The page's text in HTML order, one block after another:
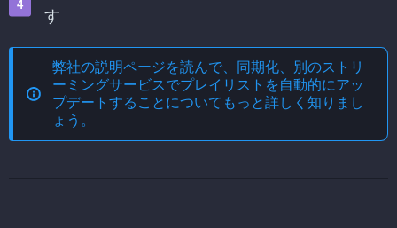
す
弊社の説明ページを読んで、
同期化、別のストリ
ーミングサービスでプレイリストを自動的にアッ
プデートする ことについてもっと詳しく知りまし
ょう。